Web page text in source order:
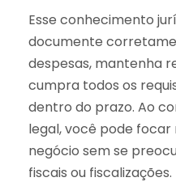
Esse conhecimento
documente
despesas, mantenha
cumpra todos os
dentro do prazo. Ao
legal, você pode
negócio sem se
fiscais ou fiscalizações.